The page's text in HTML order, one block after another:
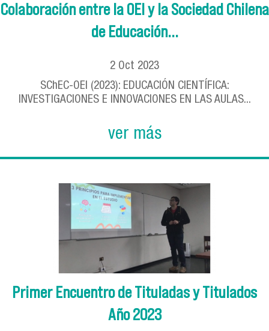
Colaboración entre la OEI y la Sociedad Chilena
de Educación...
2 Oct 2023
SChEC-OEI (2023): EDUCACIÓN CIENTÍFICA:
INVESTIGACIONES E INNOVACIONES EN LAS AULAS...
ver más
Primer Encuentro de Tituladas y Titulados
Año 2023